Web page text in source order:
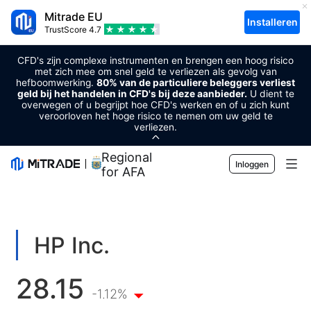
Mitrade EU
TrustScore 4.7
Installeren
CFD's zijn complexe instrumenten en brengen een hoog risico
met zich mee om snel geld te verliezen als gevolg van
hefboomwerking. 80% van de particuliere beleggers verliest
geld bij het handelen in CFD's bij deze aanbieder. U dient te
overwegen of u begrijpt hoe CFD's werken en of u zich kunt
veroorloven het hoge risico te nemen om uw geld te
verliezen.
Regional Sponsor
for AFA
Inloggen
Forex
Grondstoffen
Cryptovaluta's
Handel
Handelsplatform
Risicobeheer
Markttools
Economische kalender
Voorlichting
HP Inc.
28.15 -1.12%